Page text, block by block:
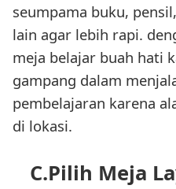
seumpama buku,
lain agar lebih rapi.
meja belajar buah hati
gampang dalam
pembelajaran karena
di lokasi.
C.Pilih Meja